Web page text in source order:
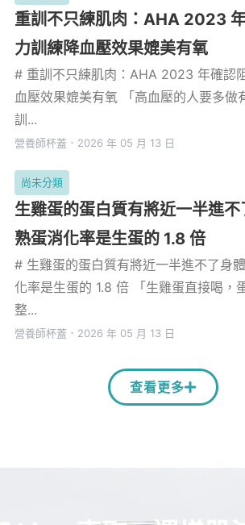
重訓不只練肌肉：AHA 2023
力訓練降血壓效果媲美有氧
# 重訓不只練肌肉：AHA 2023 年確認
血壓效果媲美有氧 「高血壓的人要多做
訓...
營養師杯蓋 ． 2026 年 05 月 13 日
尚未分類
生雞蛋的蛋白質有將近一半進不
熟蛋消化率是生蛋的 1.8 倍
# 生雞蛋的蛋白質有將近一半進不了身
化率是生蛋的 1.8 倍 「生雞蛋直接喝，
整...
營養師杯蓋 ． 2026 年 05 月 13 日
查看更多